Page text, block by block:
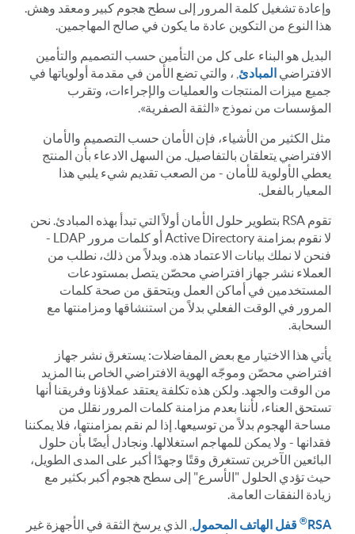
وإعادة تشغيل كلمة المرور إلى سطح هجوم كبير ومعقد وهش.
هذا النوع من التكوين عادة ما يكون في صالح المهاجمين.
البديل هو البناء على كل من التأمين حسب التصميم والتأمين
الافتراضي المبادئ , ، والتي تضع الأمن في مقدمة أولوياتها في
جميع ميزات المنتجات والعمليات والإجراءات، وتقرب
المؤسسات من نموذج «الثقة الصفرية».
مثل الكثير من الأشياء، فإن الأمان حسب التصميم والأمان
الافتراضي يتعلقان بالتفاصيل. من السهل الادعاء بأن المنتج
يعطي الأولوية للأمان - من الصعب تقديم شيء يلبي هذا
المعيار بالفعل.
تقوم RSA بتطوير حلول الأمان أولاً التي تبدأ بهذه المبادئ. نحن
لا نقوم بمزامنة Active Directory أو كلمات مرور LDAP -
فنحن لا نملك بيانات الاعتماد هذه. وبدلاً من ذلك، نطلب من
العملاء نشر جهاز افتراضي محصّن يتصل بمستودعات
المستخدمين في أماكن العمل ويتحقق من صحة كلمات
المرور في الوقت الفعلي بدلاً من استنشاقها ومزامنتها مع
السحابة.
يأتي هذا الاختيار مع بعض المفاضلات: يستغرق نشر جهاز
افتراضي محصّن وموجّه الهوية الافتراضي الخاص بنا المزيد
من الوقت والجهد. ولكن هذه تكلفة يعتقد عملاؤنا وفريقنا أنها
تستحق العناء، لأننا بعدم مزامنة كلمات المرور نقلل من
مساحة الهجوم بدلاً من توسيعها. إذا لم نقم بمزامنتها، فلا يمكننا
فقدانها - ولا يمكن للمهاجم استغلالها. ونجادل أيضًا بأن حلول
البائعين الآخرين تستغرق وقتًا وجهدًا أكبر على المدى الطويل،
حيث تؤدي الحلول "الأسرع" إلى سطح هجوم أكبر بكثير مع
زيادة النفقات العامة.
RSA
® قفل الهاتف المحمول , الذي يرسخ الثقة في الأجهزة غير